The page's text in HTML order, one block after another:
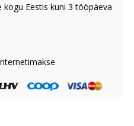
Eestis kuni 3 tööpäeva